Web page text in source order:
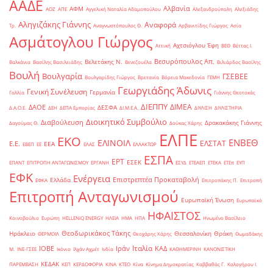
ΑΑΔΕ ΑΟΖ ΑΠΕ ΑΦΜ Αγγελική Ναταλία Αδαμοπούλου Αλβανία Αλεξανδρούπολη Αλεξιάδης
Τρ. Αληγιζάκης Γιάννης Αναγνωστόπουλος Θ. Αναφορά Αρβανιτίδης Γιώργος Ασία
Ασμάτογλου Γιώργος Αττική Αχτσιόγλου Έφη ΒΕΘ Βέττας Ι.
Βαλκάνια Βασίλης Βασιλειάδης Βελετάκης Ν. Βενεζουέλα Βεσυρόπουλος Απ. Βιλιάρδος Βασίλης
Βουλή Βουλγαρία Βουλγαρίδης Γιώργος Βρετανία Βόρεια Μακεδονία ΓΕΜΗ ΓΣΕΒΕΕ
Γαλλία Γενική Συνέλευση Γερμανία Γεωργιάδης Άδωνις Γιάννης Θεοτοκάς
Δ.Α.Ο.Ε. ΔΑΟΕ ΔΕΗ ΔΕΠΑ Εμπορίας ΔΕΣΦΑ ΔΙ.Μ.Ε.Α. ΔΙΕΠΠΥ ΔΙΜΕΑ ΔΙΥΛΙΣΗ ΔΙΥΛΙΣΤΗΡΙΑ
Δαγούμας Θ. Διαβούλευση Διοικητικό Συμβούλιο Δούκας Χάρης Δρακακάκης Γιάννης
Ε.Ε. ΕΒΕΠ ΕΕ ΕΕΑ ΕΚΟ ΕΛΑΣ ΕΛΙΝΟΙΛ ΕΛΛΑΚΤΩΡ ΕΛΠΕ ΕΛΣΤΑΤ ΕΝΒΕΘ
ΕΠΑΝΤ ΕΠΙΤΡΟΠΗ ΑΝΤΑΓΩΝΙΣΜΟΥ ΕΡΓΑΝΗ ΕΡΤ ΕΣΕΚ ΕΣΠΑ ΕΣΥΔ ΕΤΕΑΕΠ ΕΤΕΚΑ ΕΤΕπ ΕΥΠ
ΕΦΚ ΕΦΚΑ Ελλάδα Ενέργεια Επιστρεπτέα Προκαταβολή Επιτροπάκης Π. Επιτροπή
Επιτροπή Ανταγωνισμού Ευρωπαϊκή Ένωση Ευρωπαϊκό
Κοινοβούλιο Ευρώπη ΗELLENiQ ENERGY ΗΛΕΙΑ ΗΜΑ ΗΠΑ ΗΦΑΙΣΤΟΣ Ηνωμένο Βασίλειο
Ηράκλειο ΘΕΡΜΟΙΛ Θεοδωρικάκος Τάκης Θεοχάρης Χάρης Θεσσαλονίκη Θράκη Θωμαδάκης
Μ. ΙΝΕ-ΓΣΕΕ ΙΟΒΕ Ικόνιο Ιλχάν Αχμέτ Ινδία Ιράν Ιταλία ΚΑΔ ΚΑΘΗΜΕΡΙΝΗ ΚΑΝΟΝΙΣΤΙΚΗ
ΠΑΡΕΜΒΑΣΗ ΚΕΔΑΚ ΚΕΠ ΚΕΡΔΟΦΟΡΙΑ ΚΙΝΑ ΚΤΕΟ Κίνα Κίνημα Δημοκρατίας Καββαθάς Γ. Καλογήρου Ι.